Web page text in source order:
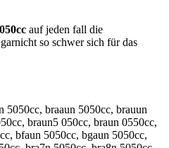
auf jeden fall die
so schwer sich für das
5050cc, braaun 5050cc, brauun
braun5 050cc, braun 0550cc,
bfaun 5050cc, bgaun 5050cc,